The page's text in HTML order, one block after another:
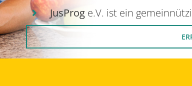
JusProge.V. ist ein